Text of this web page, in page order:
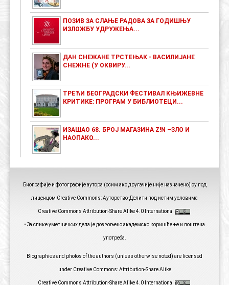
ПОЗИВ ЗА СЛАЊЕ РАДОВА ЗА ГОДИШЊУ
ИЗЛОЖБУ УДРУЖЕЊА...
ДАН СНЕЖАНЕ ТРСТЕЊАК - ВАСИЛИЈАНЕ
СНЕЖНЕ (У ОКВИРУ...
ТРЕЋИ БЕОГРАДСКИ ФЕСТИВАЛ КЊИЖЕВНЕ
КРИТИКЕ: ПРОГРАМ У БИБЛИОТЕЦИ...
ИЗАШАО 68. БРОЈ МАГАЗИНА Z!N –ЗЛО И
НАОПАКО...
Биографије и фотографије аутора (осим ако другачије није назначено) су под
лиценцом Creative Commons: Ауторство-Делити под истим условима
Creative Commons Attribution-Share Alike 4.0 International
• За слике уметничких дела је дозвољено академско коришћење и поштена
употреба.
Biographies and photos of the authors (unless otherwise noted) are licensed
under Creative Commons: Attribution-Share Alike
Creative Commons Attribution-Share Alike 4.0 International